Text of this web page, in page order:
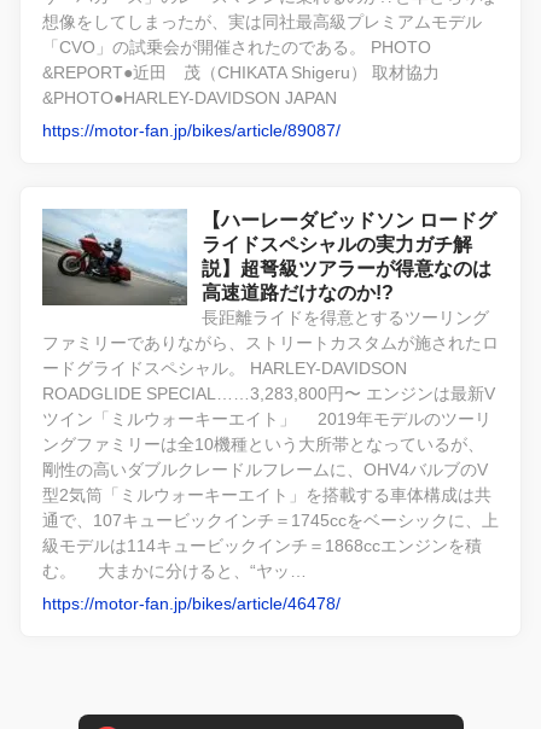
想像をしてしまったが、実は同社最高級プレミアムモデル
「CVO」の試乗会が開催されたのである。 PHOTO
&REPORT●近田 茂（CHIKATA Shigeru） 取材協力
&PHOTO●HARLEY-DAVIDSON JAPAN
https://motor-fan.jp/bikes/article/89087/
【ハーレーダビッドソン ロードグ
ライドスペシャルの実力ガチ解
説】超弩級ツアラーが得意なのは
高速道路だけなのか!?
長距離ライドを得意とするツーリング
ファミリーでありながら、ストリートカスタムが施されたロ
ードグライドスペシャル。 HARLEY-DAVIDSON
ROADGLIDE SPECIAL……3,283,800円〜 エンジンは最新V
ツイン「ミルウォーキーエイト」 2019年モデルのツーリ
ングファミリーは全10機種という大所帯となっているが、
剛性の高いダブルクレードルフレームに、OHV4バルブのV
型2気筒「ミルウォーキーエイト」を搭載する車体構成は共
通で、107キュービックインチ＝1745ccをベーシックに、上
級モデルは114キュービックインチ＝1868ccエンジンを積
む。 大まかに分けると、“ヤッ…
https://motor-fan.jp/bikes/article/46478/